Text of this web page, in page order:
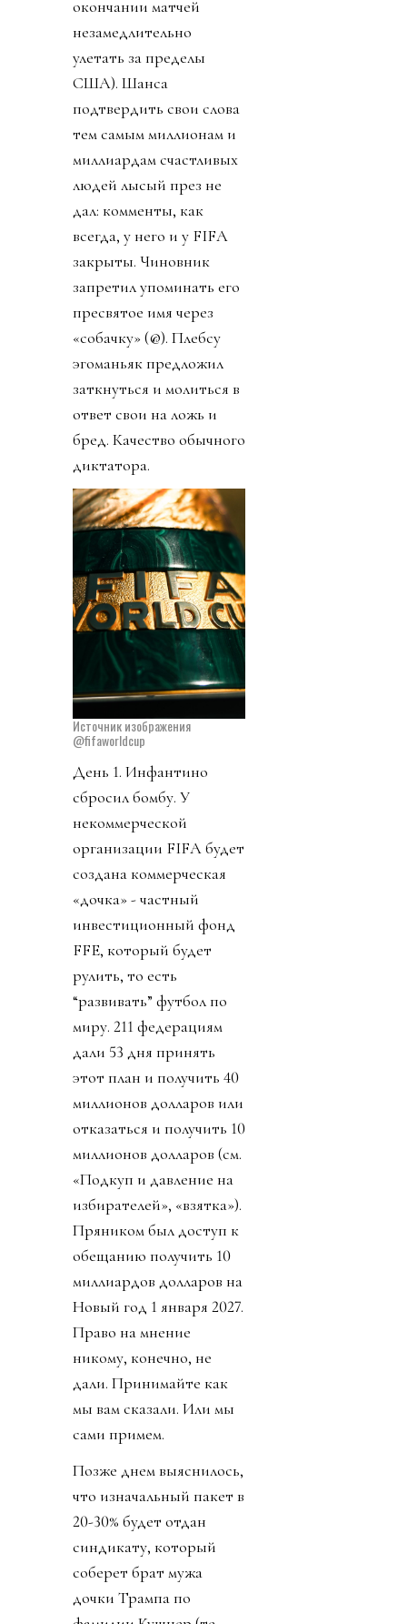
окончании матчей
незамедлительно
улетать за пределы
США). Шанса
подтвердить свои слова
тем самым миллионам и
миллиардам счастливых
людей лысый през не
дал: комменты, как
всегда, у него и у FIFA
закрыты. Чиновник
запретил упоминать его
пресвятое имя через
«собачку» (@). Плебсу
эгоманьяк предложил
заткнуться и молиться в
ответ свои на ложь и
бред. Качество обычного
диктатора.
Источник изображения
@fifaworldcup
День 1. Инфантино
сбросил бомбу. У
некоммерческой
организации FIFA будет
создана коммерческая
«дочка» - частный
инвестиционный фонд
FFE, который будет
рулить, то есть
“развивать” футбол по
миру. 211 федерациям
дали 53 дня принять
этот план и получить 40
миллионов долларов или
отказаться и получить 10
миллионов долларов (см.
«Подкуп и давление на
избирателей», «взятка»).
Пряником был доступ к
обещанию получить 10
миллиардов долларов на
Новый год 1 января 2027.
Право на мнение
никому, конечно, не
дали. Принимайте как
мы вам сказали. Или мы
сами примем.
Позже днем выяснилось,
что изначальный пакет в
20-30% будет отдан
синдикату, который
соберет брат мужа
дочки Трампа по